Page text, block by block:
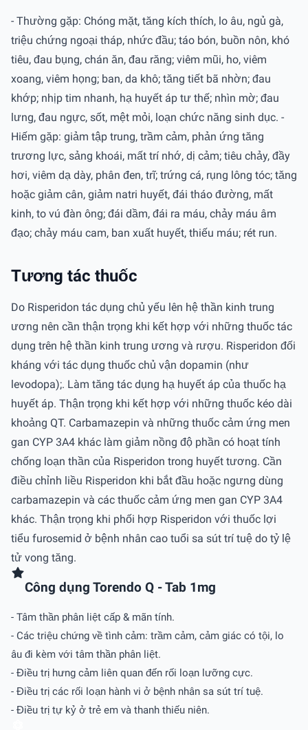
- Thường gặp: Chóng mặt, tăng kích thích, lo âu, ngủ gà,
triệu chứng ngoại tháp, nhức đầu; táo bón, buồn nôn, khó
tiêu, đau bụng, chán ăn, đau răng; viêm mũi, ho, viêm
xoang, viêm họng; ban, da khô; tăng tiết bã nhờn; đau
khớp; nhịp tim nhanh, hạ huyết áp tư thế; nhìn mờ; đau
lưng, đau ngực, sốt, mệt mỏi, loạn chức năng sinh dục. -
Hiếm gặp: giảm tập trung, trầm cảm, phản ứng tăng
trương lực, sảng khoái, mất trí nhớ, dị cảm; tiêu chảy, đầy
hơi, viêm dạ dày, phân đen, trĩ; trứng cá, rụng lông tóc; tăng
hoặc giảm cân, giảm natri huyết, đái tháo đường, mất
kinh, to vú đàn ông; đái dầm, đái ra máu, chảy máu âm
đạo; chảy máu cam, ban xuất huyết, thiếu máu; rét run.
Tương tác thuốc
Do Risperidon tác dụng chủ yếu lên hệ thần kinh trung
ương nên cần thận trọng khi kết hợp với những thuốc tác
dụng trên hệ thần kinh trung ương và rượu. Risperidon đối
kháng với tác dụng thuốc chủ vận dopamin (như
levodopa);. Làm tăng tác dụng hạ huyết áp của thuốc hạ
huyết áp. Thận trọng khi kết hợp với những thuốc kéo dài
khoảng QT. Carbamazepin và những thuốc cảm ứng men
gan CYP 3A4 khác làm giảm nồng độ phần có hoạt tính
chống loạn thần của Risperidon trong huyết tương. Cần
điều chỉnh liều Risperidon khi bắt đầu hoặc ngưng dùng
carbamazepin và các thuốc cảm ứng men gan CYP 3A4
khác. Thận trọng khi phối hợp Risperidon với thuốc lợi
tiểu furosemid ở bệnh nhân cao tuổi sa sút trí tuệ do tỷ lệ
tử vong tăng.
Công dụng Torendo Q - Tab 1mg
- Tâm thần phân liệt cấp & mãn tính.
- Các triệu chứng về tình cảm: trầm cảm, cảm giác có tội, lo
âu đi kèm với tâm thần phân liệt.
- Điều trị hưng cảm liên quan đến rối loạn lưỡng cực.
- Điều trị các rối loạn hành vi ở bệnh nhân sa sút trí tuệ.
- Điều trị tự kỷ ở trẻ em và thanh thiếu niên.